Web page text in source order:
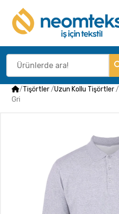
/Tişörtler/Uzun Kollu Tişörtler/
Gri